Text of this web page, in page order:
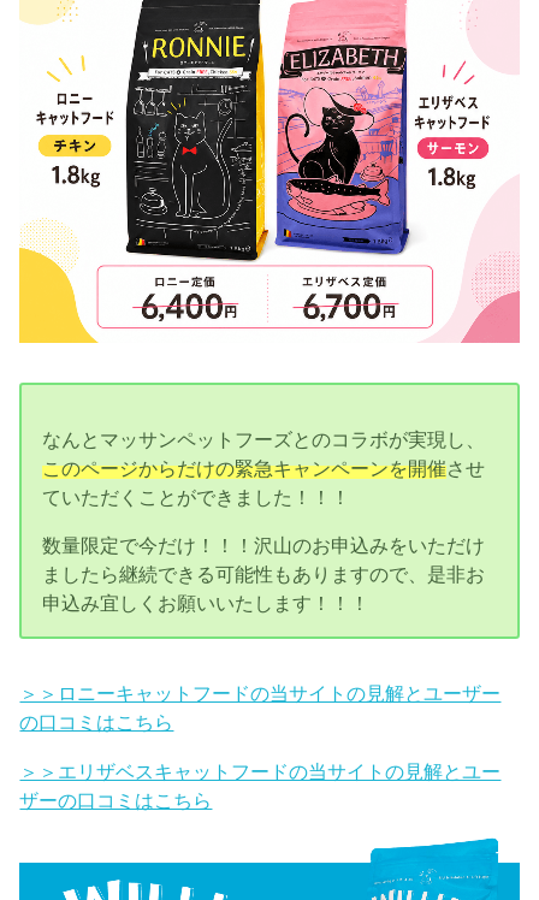
なんとマッサンペットフーズとのコラボが実現し、
このページからだけの緊急キャンペーンを開催させ
ていただくことができました！！！
数量限定で今だけ！！！沢山のお申込みをいただけ
ましたら継続できる可能性もありますので、是非お
申込み宜しくお願いいたします！！！
＞＞ロニーキャットフードの当サイトの見解とユーザー
の口コミはこちら
＞＞エリザベスキャットフードの当サイトの見解とユー
ザーの口コミはこちら